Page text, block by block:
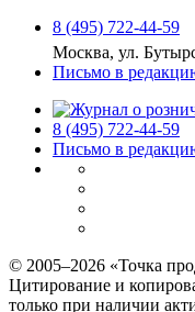
8 (495) 722‑44‑59
Москва, ул.
Письмо в
8 (495) 722‑44‑59
Письмо в
© 2005–2026 «Точка
Цитирование и
только при наличии